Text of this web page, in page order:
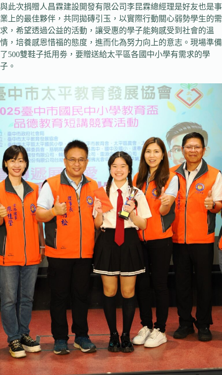
與此次捐贈人昌霖建設開發有限公司李昆霖總經理是好友也是事
業上的最佳夥伴，共同拋磚引玉，以實際行動關心弱勢學生的需
求，希望透過公益的活動，讓受惠的學子能夠感受到社會的溫
情，培養感恩惜福的態度，進而化為努力向上的意志。現場準備
了500雙鞋子抵用劵，要贈送給太平區各國中小學有需求的學
子。